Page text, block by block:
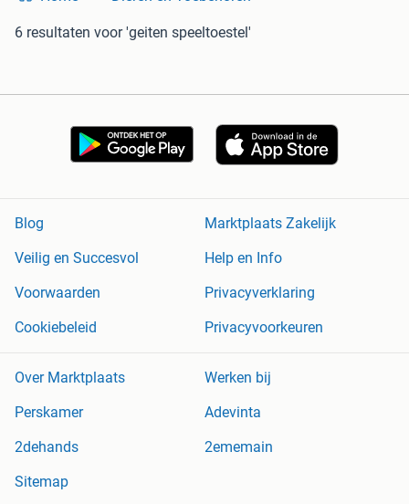
6 resultaten voor 'geiten speeltoestel'
Blog
Marktplaats Zakelijk
Veilig en Succesvol
Help en Info
Voorwaarden
Privacyverklaring
Cookiebeleid
Privacyvoorkeuren
Over Marktplaats
Werken bij
Perskamer
Adevinta
2dehands
2ememain
Sitemap